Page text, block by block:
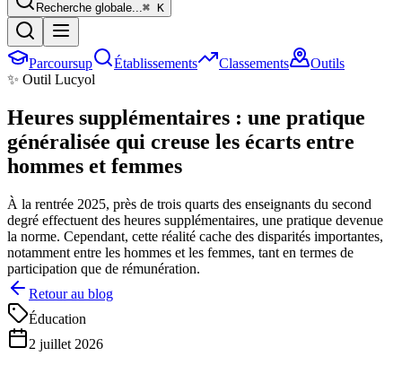
Recherche globale...⌘ K
Parcoursup Établissements Classements
Outils
✨ Outil Lucyol
Heures supplémentaires : une pratique
généralisée qui creuse les écarts entre
hommes et femmes
À la rentrée 2025, près de trois quarts des enseignants du second
degré effectuent des heures supplémentaires, une pratique devenue
la norme. Cependant, cette réalité cache des disparités importantes,
notamment entre les hommes et les femmes, tant en termes de
participation que de rémunération.
Retour au blog
Éducation
2 juillet 2026